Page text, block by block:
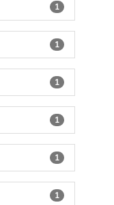
1
1
1
1
1
1